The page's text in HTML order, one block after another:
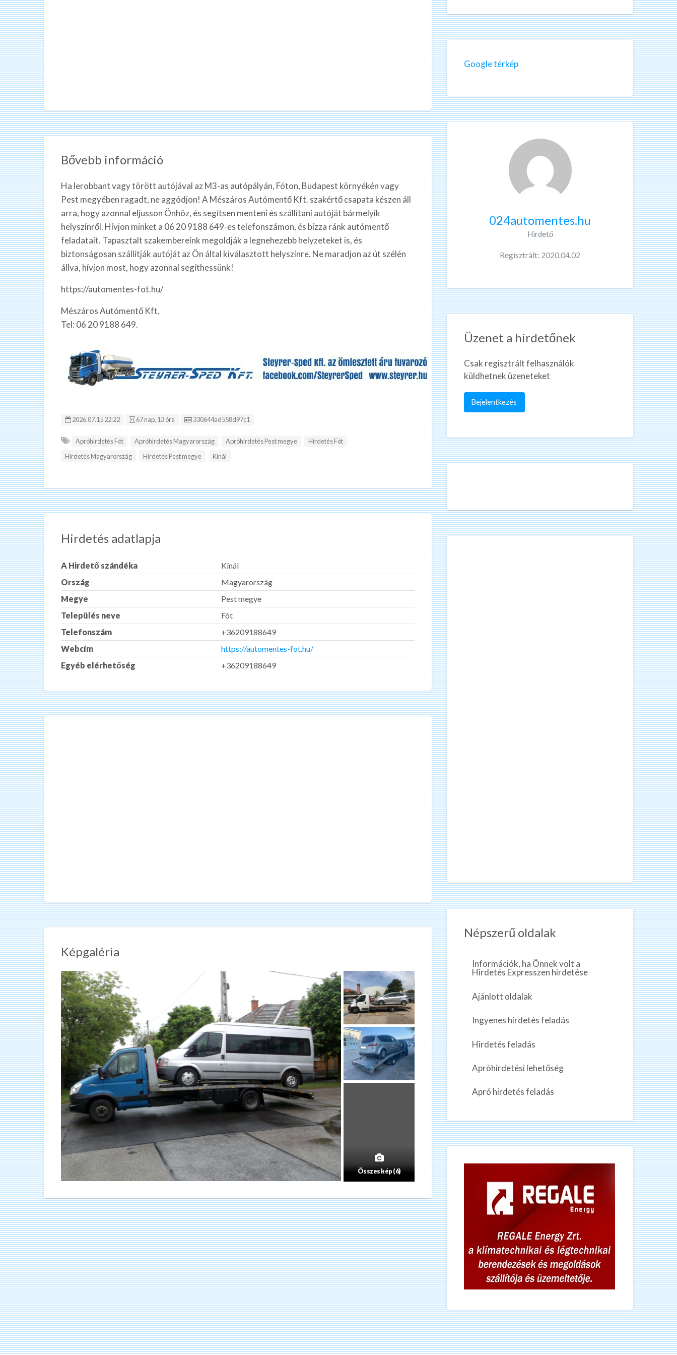
Bővebb információ
Ha lerobbant vagy törött autójával az M3-as autópályán, Fóton, Budapest környékén vagy
Pest megyében ragadt, ne aggódjon! A Mészáros Autómentő Kft. szakértő csapata készen áll
arra, hogy azonnal eljusson Önhöz, és segítsen menteni és szállítani autóját bármelyik
helyszínről. Hívjon minket a 06 20 9188 649-es telefonszámon, és bízza ránk autómentő
feladatait. Tapasztalt szakembereink megoldják a legnehezebb helyzeteket is, és
biztonságosan szállítják autóját az Ön által kiválasztott helyszínre. Ne maradjon az út szélén
állva, hívjon most, hogy azonnal segíthessünk!
https://automentes-fot.hu/
Mészáros Autómentő Kft.
Tel: 06 20 9188 649.
2026.07.15 22:22 67 nap, 13 óra Hirdetés ID:
330644ad558d97c1
Apróhirdetés Fót Apróhirdetés Magyarország Apróhirdetés Pest megye
Hirdetés Fót
Hirdetés Magyarország
Hirdetés Pest megye Kínál
Hirdetés adatlapja
A Hirdető szándéka
Kínál
Ország
Magyarország
Megye
Pest megye
Település neve
Fót
Telefonszám
+36209188649
Webcím
https://automentes-fot.hu/
Egyéb elérhetőség
+36209188649
Képgaléria
Összes kép (6)
Google térkép
024automentes.hu
Hirdető
Regisztrált: 2020.04.02
Üzenet a hirdetőnek
Csak regisztrált felhasználók
küldhetnek üzeneteket
Bejelentkezés
Népszerű oldalak
Információk, ha Önnek volt a
Hirdetés Expresszen hirdetése
Ajánlott oldalak
Ingyenes hirdetés feladás
Hirdetés feladás
Apróhirdetési lehetőség
Apró hirdetés feladás